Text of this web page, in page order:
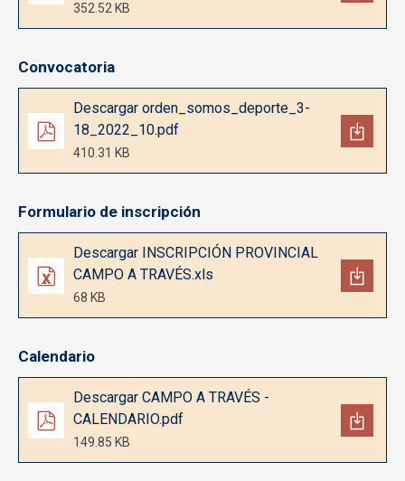
352.52 KB
Convocatoria
Documento
Descargar orden_somos_deporte_3-
18_2022_10.pdf
410.31 KB
Formulario de inscripción
Documento
Descargar INSCRIPCIÓN PROVINCIAL
CAMPO A TRAVÉS.xls
68 KB
Calendario
Documento
Descargar CAMPO A TRAVÉS -
CALENDARIO.pdf
149.85 KB